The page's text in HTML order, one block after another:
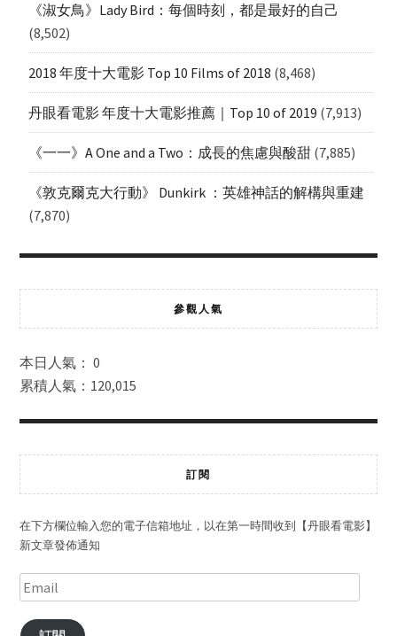
《淑女鳥》Lady Bird：每個時刻，都是最好的自己
(8,502)
2018 年度十大電影 Top 10 Films of 2018 (8,468)
丹眼看電影 年度十大電影推薦｜Top 10 of 2019 (7,913)
《一一》A One and a Two：成長的焦慮與酸甜 (7,885)
《敦克爾克大行動》 Dunkirk ：英雄神話的解構與重建
(7,870)
參觀人氣
本日人氣： 0
累積人氣：120,015
訂閱
在下方欄位輸入您的電子信箱地址，以在第一時間收到【丹眼看電影】
新文章發佈通知